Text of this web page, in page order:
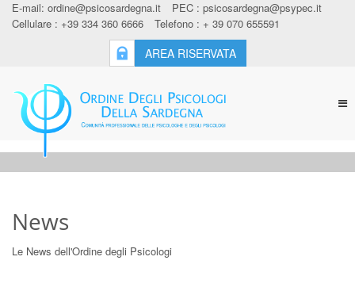
E-mail: ordine@psicosardegna.it PEC : psicosardegna@psypec.it
Cellulare : +39 334 360 6666
Telefono : + 39 070 655591
AREA RISERVATA
News
Le News dell'Ordine degli Psicologi